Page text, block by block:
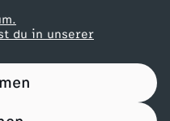
du in unserer